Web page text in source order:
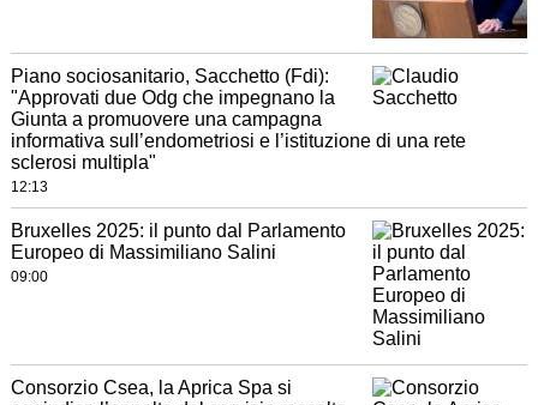
Piano sociosanitario, Sacchetto (Fdi):
"Approvati due Odg che impegnano la
Giunta a promuovere una campagna
informativa sull’endometriosi e l’istituzione di una rete
sclerosi multipla"
12:13
Bruxelles 2025: il punto dal Parlamento
Europeo di Massimiliano Salini
09:00
Consorzio Csea, la Aprica Spa si